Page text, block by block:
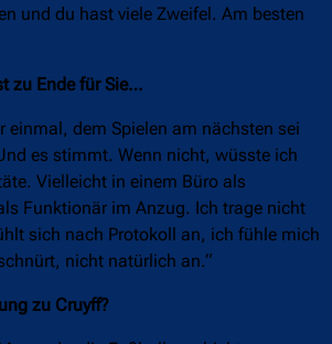
und du hast viele Zweifel. Am besten
zu Ende für Sie…
einmal, dem Spielen am nächsten sei
es stimmt. Wenn nicht, wüsste ich
Vielleicht in einem Büro als
Funktionär im Anzug. Ich trage nicht
sich nach Protokoll an, ich fühle mich
nicht natürlich an.“
zu Cruyff?